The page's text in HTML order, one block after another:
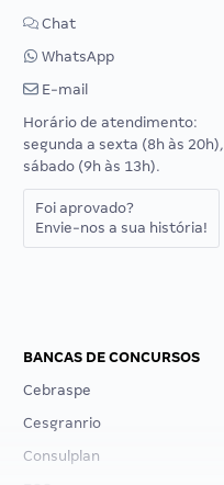
Chat
WhatsApp
E-mail
Horário de atendimento:
segunda a sexta (8h às 20h),
sábado (9h às 13h).
Foi aprovado?
Envie-nos a sua história!
BANCAS DE CONCURSOS
Cebraspe
Cesgranrio
Consulplan